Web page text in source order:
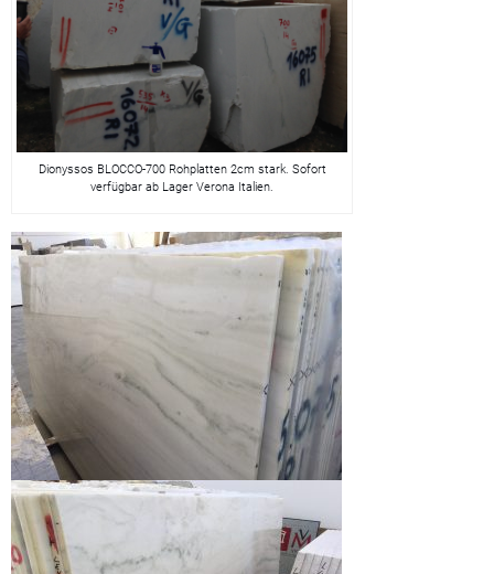
Dionyssos BLOCCO-700 Rohplatten 2cm stark. Sofort
verfügbar ab Lager Verona Italien.